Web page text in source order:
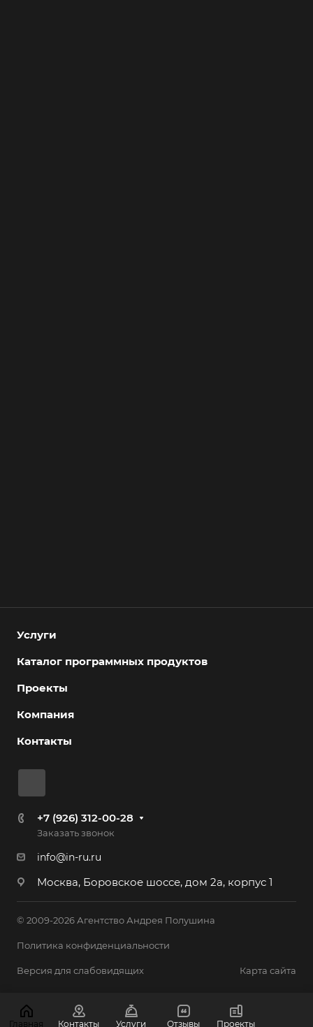
Услуги
Каталог программных продуктов
Проекты
Компания
Контакты
+7 (926) 312-00-28
Заказать звонок
info@in-ru.ru
Москва, Боровское шоссе, дом 2а, корпус 1
© 2009-2026 Агентство Андрея Полушина
Политика конфиденциальности
Версия для слабовидящих Карта сайта
Главная Контакты Услуги Отзывы Проекты